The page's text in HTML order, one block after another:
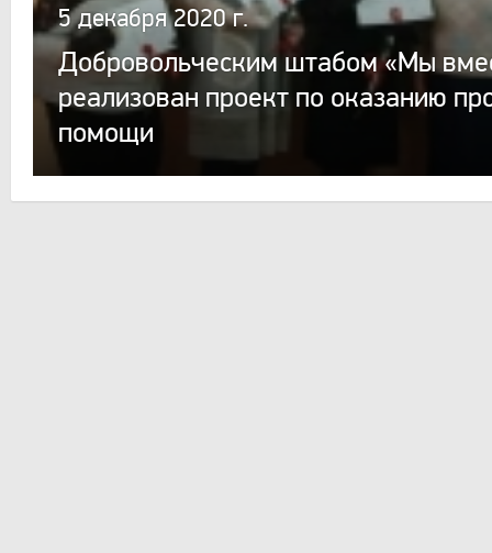
5 декабря 2020 г.
Добровольческим штабом «Мы
реализован проект по оказанию
помощи